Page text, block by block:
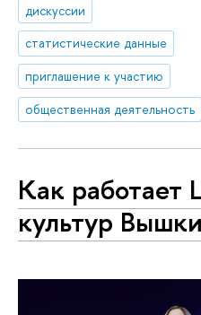
дискуссии
статистические данные
приглашение к участию
общественная деятельность
Как работает
культур